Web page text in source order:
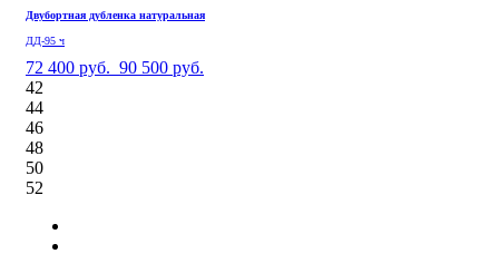
Двубортная дубленка натуральная
ДД-95 ч
72 400 руб. 90 500 руб.
42
44
46
48
50
52